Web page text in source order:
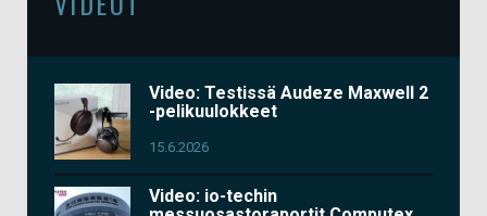
Video: Testissä Audeze Maxwell 2
-pelikuulokkeet
15.6.2026
Video: io-techin